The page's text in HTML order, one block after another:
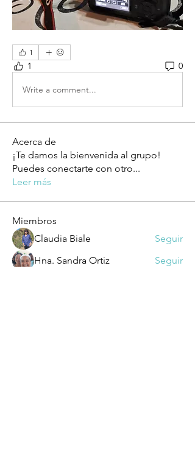
1
1 0
Write a comment...
Acerca de
¡Te damos la bienvenida al grupo!
Puedes conectarte con otro...
Leer más
Miembros
Claudia Biale
Seguir
Hna. Sandra Ortiz
Seguir